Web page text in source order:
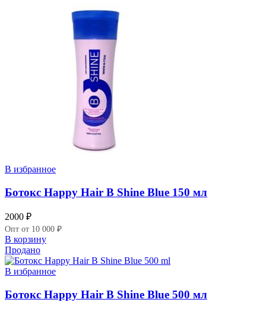
В избранное
Ботокс Happy Hair B Shine Blue 150 мл
2000 ₽
Опт от 10 000 ₽
В корзину
Продано
В избранное
Ботокс Happy Hair B Shine Blue 500 мл